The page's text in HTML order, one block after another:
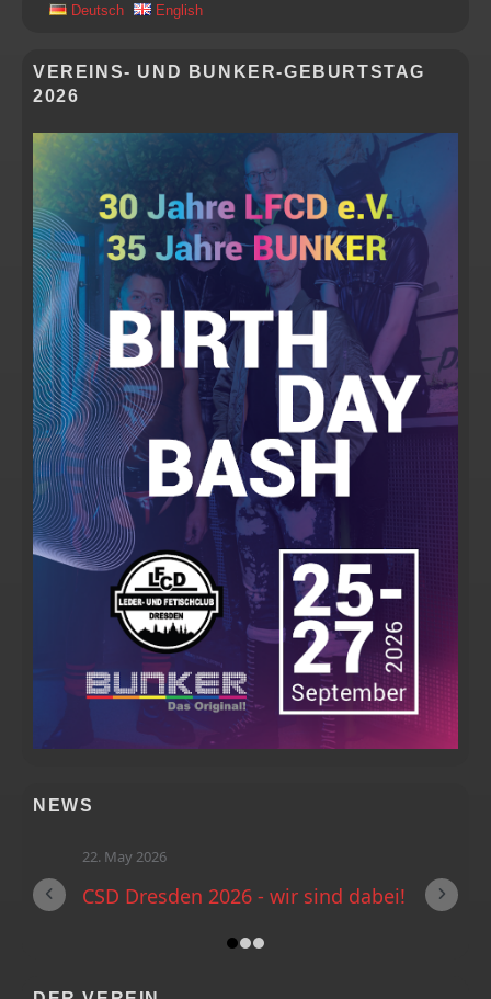
SEITENLEISTEN
Deutsch English
VEREINS- UND BUNKER-GEBURTSTAG
2026
NEWS
22. May 2026
CSD Dresden 2026 - wir sind dabei!